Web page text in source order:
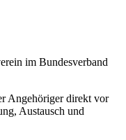
im Bundesverband
Angehöriger direkt vor
Austausch und